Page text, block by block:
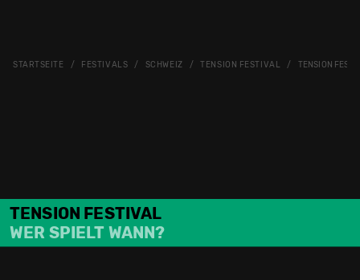
STARTSEITE FESTIVALS SCHWEIZ TENSION FESTIVAL TENSION
TENSION FESTIVAL
WER SPIELT WANN?